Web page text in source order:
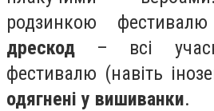
родзинкою
дрескод – всі
фестивалю (навіть
одягнені у вишиванки.